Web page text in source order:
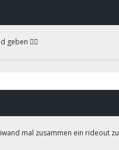
geben ✌🏻
mal zusammen ein rideout zu